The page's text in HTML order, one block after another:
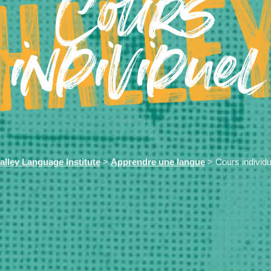
Cours
individuel
Language Institute>Apprendre une langue> Cours